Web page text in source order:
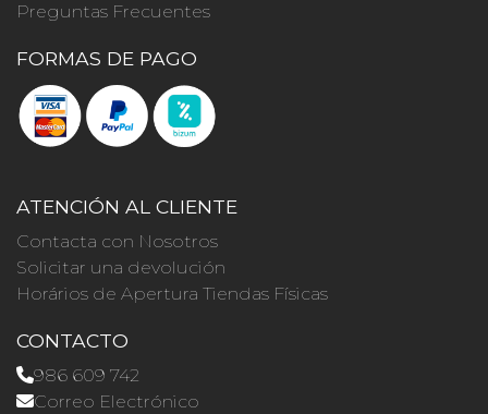
Preguntas Frecuentes
FORMAS DE PAGO
ATENCIÓN AL CLIENTE
Contacta con Nosotros
Solicitar una devolución
Horários de Apertura Tiendas Físicas
CONTACTO
986 609 742
Correo Electrónico